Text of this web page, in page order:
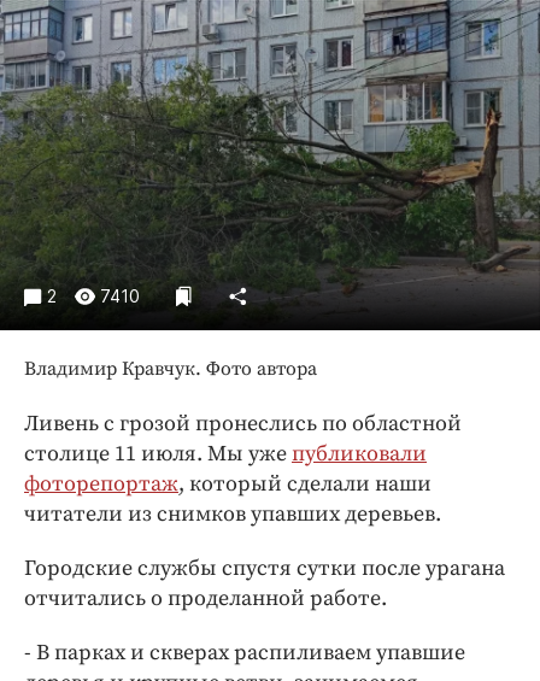
Культура
Недвижимость и ЖКХ
Образование
Общество
Погода
Праздники
Происшествия
Спорт
Экономика и бизнес
ПРОЕКТЫ
Издания
Медиаперсона
Интересное чтиво
Клиника года
Бренд года
2 7410
Владимир Кравчук. Фото автора
Ливень с грозой пронеслись по областной
столице 11 июля. Мы ужепубликовали
фоторепортаж, который сделали наши
читатели из снимков упавших деревьев.
Городские службы спустя сутки после урагана
отчитались о проделанной работе.
- В парках и скверах распиливаем упавшие